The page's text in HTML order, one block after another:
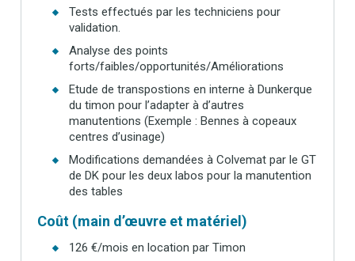
Tests effectués par les techniciens pour
validation.
Analyse des points
forts/faibles/opportunités/Améliorations
Etude de transpostions en interne à Dunkerque
du timon pour l’adapter à d’autres
manutentions (Exemple : Bennes à copeaux
centres d’usinage)
Modifications demandées à Colvemat par le GT
de DK pour les deux labos pour la manutention
des tables
Coût (main d’œuvre et matériel)
126 €/mois en location par Timon